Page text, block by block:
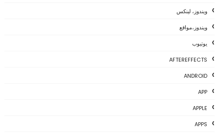
ويندوز، لينكس
ويندوز،مواقع
يوتيوب
AFTEREFFECTS
ANDROID
APP
APPLE
APPS